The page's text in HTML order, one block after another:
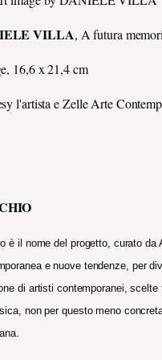
VILLA, A futura
16,6 x 21,4 cm
l'artista e Zelle Arte
è il nome del progetto, curato
e nuove tendenze, per
di artisti contemporanei,
non per questo meno